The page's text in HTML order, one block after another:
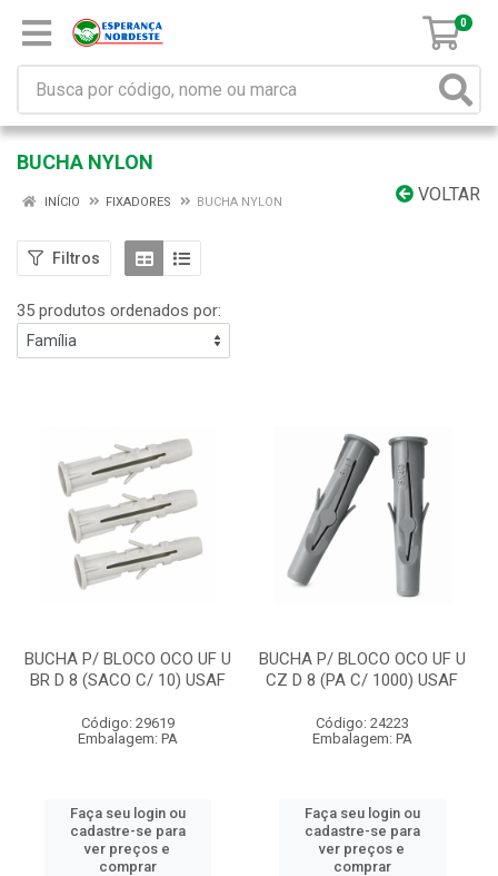
0
BUCHA NYLON
VOLTAR
INÍCIO FIXADORES BUCHA NYLON
Filtros
35 produtos ordenados por:
BUCHA P/ BLOCO OCO UF U
BR D 8 (SACO C/ 10) USAF
Código: 29619
Embalagem: PA
Faça seu login ou
cadastre-se para
ver preços e
comprar
BUCHA P/ BLOCO OCO UF U
CZ D 8 (PA C/ 1000) USAF
Código: 24223
Embalagem: PA
Faça seu login ou
cadastre-se para
ver preços e
comprar